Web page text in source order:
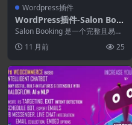
Wordpress插件
WordPress插件-Salon Boo
king WordPress Plugin 10.
22.0
Salon Booking 是一个完整且易于
在您的...
11 月前 25